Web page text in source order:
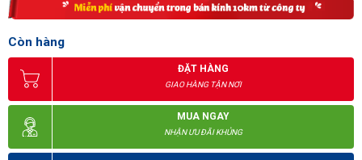
Còn hàng
ĐẶT HÀNG
GIAO HÀNG TẬN NƠI
MUA NGAY
NHẬN ƯU ĐÃI KHỦNG